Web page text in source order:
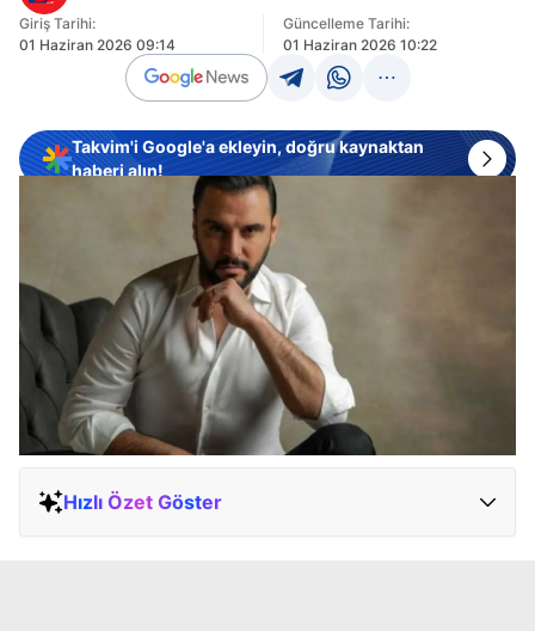
Giriş Tarihi:
01 Haziran 2026 09:14
Güncelleme Tarihi:
01 Haziran 2026 10:22
Takvim'i Google'a ekleyin, doğru kaynaktan
haberi alın!
Hızlı Özet Göster